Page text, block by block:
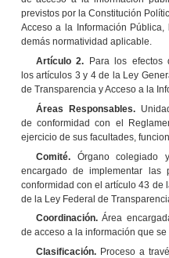
previstos por la Constitución
Acceso a la Información
demás normatividad aplicable.
Artículo 2.
Para los efectos
los artículos 3 y 4 de la Ley
de Transparencia y Acceso a la
Áreas Responsables. U
de conformidad con el
ejercicio de sus facultades,
Comité. Órgano colegiado
encargado de implementar
conformidad con el artículo 43 de
de la Ley Federal de
Coordinación.Área
de acceso a la información que
Clasificación. Proceso a